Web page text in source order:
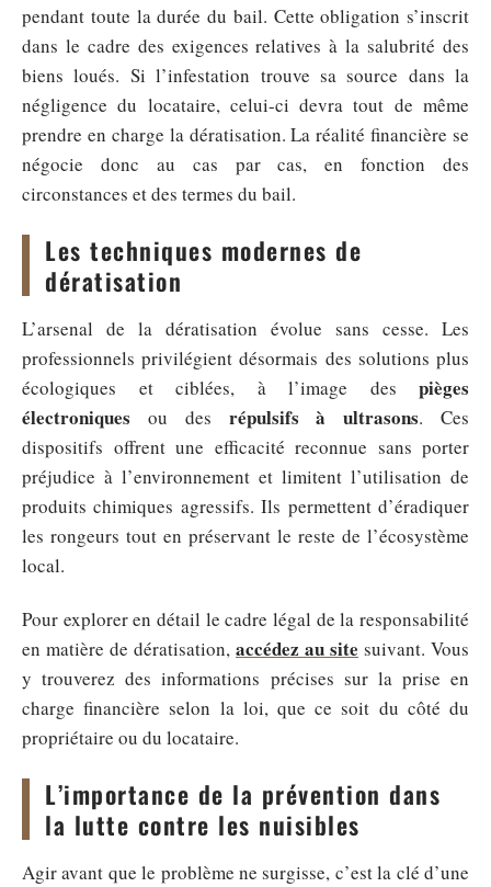
pendant toute la durée du bail. Cette obligation s’inscrit
dans le cadre des exigences relatives à la salubrité des
biens loués. Si l’infestation trouve sa source dans la
négligence du locataire, celui-ci devra tout de même
prendre en charge la dératisation. La réalité financière se
négocie donc au cas par cas, en fonction des
circonstances et des termes du bail.
Les techniques modernes de
dératisation
L’arsenal de la dératisation évolue sans cesse. Les
professionnels privilégient désormais des solutions plus
écologiques et ciblées, à l’image des pièges
électroniques ou des répulsifs à ultrasons. Ces
dispositifs offrent une efficacité reconnue sans porter
préjudice à l’environnement et limitent l’utilisation de
produits chimiques agressifs. Ils permettent d’éradiquer
les rongeurs tout en préservant le reste de l’écosystème
local.
Pour explorer en détail le cadre légal de la responsabilité
en matière de dératisation, accédez au site suivant. Vous
y trouverez des informations précises sur la prise en
charge financière selon la loi, que ce soit du côté du
propriétaire ou du locataire.
L’importance de la prévention dans
la lutte contre les nuisibles
Agir avant que le problème ne surgisse, c’est la clé d’une